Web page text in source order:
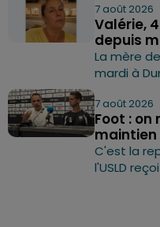
7 août 2026
Valérie,
depuis
La mère
mardi à
7 août 2026
Foot :
maintien
C'est la
l'USLD